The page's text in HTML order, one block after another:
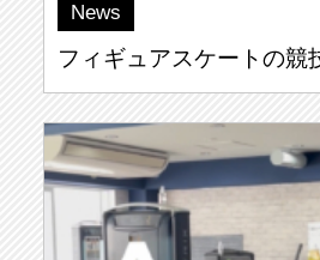
News
フィギュアスケートの